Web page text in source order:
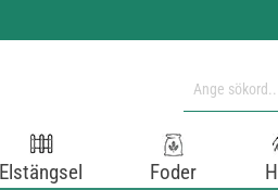
Elstängsel Foder